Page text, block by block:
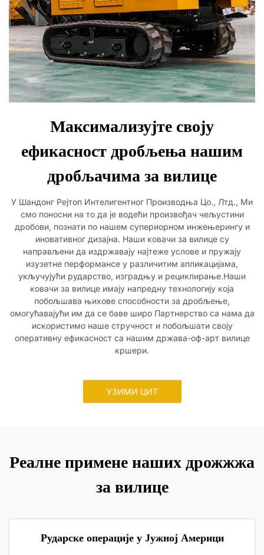
Максимализујте своју
ефикасност дробљења нашим
дробљачима за вилице
У Шандонг Рејтоп Интелигентног Производња Цо., Лтд., Ми
смо поносни на то да је водећи произвођач чељустини
дробови, познати по нашем супериорном инжењерингу и
иновативног дизајна. Наши ковачи за вилице су
направљени да издржавају најтеже услове и пружају
изузетне перформансе у различитим апликацијама,
укључујући рударство, изградњу и рециклирање.Наши
ковачи за вилице имају напредну технологију која
побољшава њихове способности за дробљење,
омогућавајући им да се баве широ Партнерство са нама да
искористимо наше стручност и побољшати своју
оперативну ефикасност са нашим држава-оф-арт вилице
кршери.
УЗИМИ ЦИТ
Реалне примене наших дрожжжа
за вилице
Рударске операције у Јужној Америци